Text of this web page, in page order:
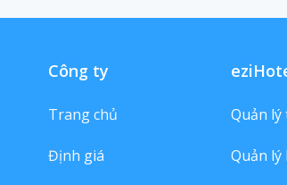
Công ty
Trang chủ
Định giá
Quản lý
Quản lý